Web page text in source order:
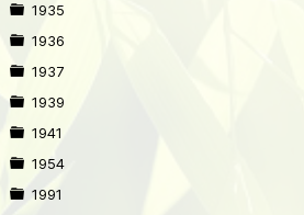
1935
1936
1937
1939
1941
1954
1991